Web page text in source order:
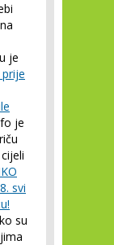
je
je
svi
su